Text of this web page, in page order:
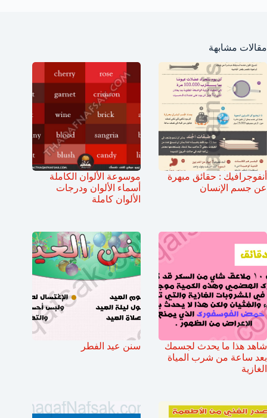
مقالات مشابهة
أنفوجرافيك : حقائق مبهرة
عن جسم الإنسان
موسوعة الألوان الكاملة
أسماء الألوان ودرجات
الألوان كاملة
شاهد هذا ما يحدث لجسمك
بعد ساعة من شرب المياة
الغازية
سنن عيد الفطر